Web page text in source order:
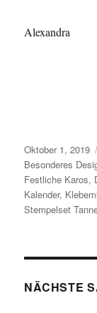
Alexandra
Veröffentlicht
am
Oktober 1, 2019
Besonderes
Festliche Karos,
Kalender,
Stempelset
NÄCHSTE